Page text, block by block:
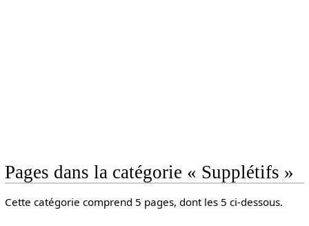
Pages dans la catégorie « Supplétifs »
Cette catégorie comprend 5 pages, dont les 5 ci-dessous.